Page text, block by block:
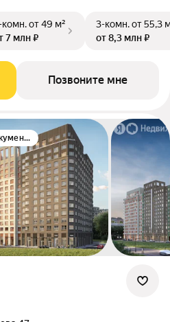
комн.от 49 м²
7 млн ₽
3-комн.от 55,3
от 8,3 млн ₽
Позвоните мне
бесплатное оформление документов